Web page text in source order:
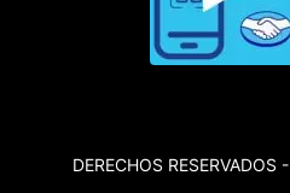
DERECHOS RESERVADOS -